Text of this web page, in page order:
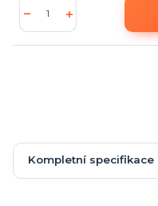
Kompletní specifikace